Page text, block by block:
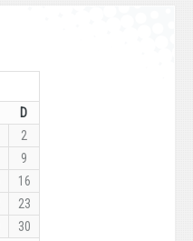
D
2
9
16
23
30